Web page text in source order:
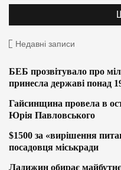
Недавні записи
БЕБ прозвітувало про
принесла державі понад
Гайсинщина провела в
Юрія Павловського
$1500 за «вирішення
посадовця міськради
Ладижин обирає